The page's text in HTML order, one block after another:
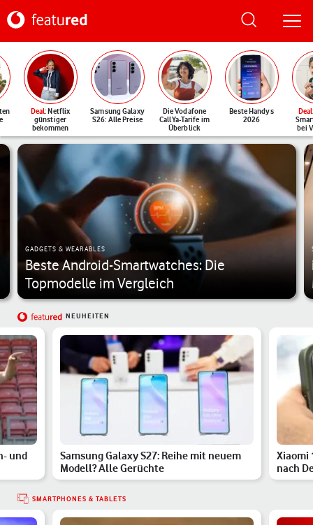
Deal: Netflix
günstiger
bekommen
Samsung Galaxy
S26: Alle Preise
Die Vodafone
CallYa-Tarife im
Überblick
Beste Handys
2026
Deal
bei
Featured - Vodafone Magazin
GADGETS & WEARABLES
Beste Android-Smartwatches: Die
Topmodelle im Vergleich
NEUHEITEN
und
Samsung Galaxy S27: Reihe mit neuem
Modell? Alle Gerüchte
Xiaomi
nach
SMARTPHONES & TABLETS